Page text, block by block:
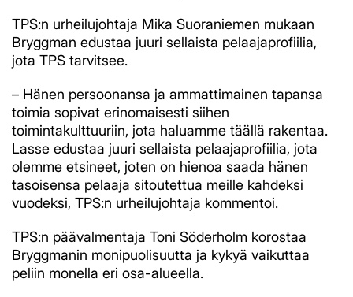
TPS:n urheilujohtaja Mika Suoraniemen mukaan
Bryggman edustaa juuri sellaista pelaajaprofiilia,
jota TPS tarvitsee.
– Hänen persoonansa ja ammattimainen tapansa
toimia sopivat erinomaisesti siihen
toimintakulttuuriin, jota haluamme täällä rakentaa.
Lasse edustaa juuri sellaista pelaajaprofiilia, jota
olemme etsineet, joten on hienoa saada hänen
tasoisensa pelaaja sitoutettua meille kahdeksi
vuodeksi, TPS:n urheilujohtaja kommentoi.
TPS:n päävalmentaja Toni Söderholm korostaa
Bryggmanin monipuolisuutta ja kykyä vaikuttaa
peliin monella eri osa-alueella.